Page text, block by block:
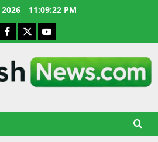
11:09:23 PM
Facebook
X YouTube